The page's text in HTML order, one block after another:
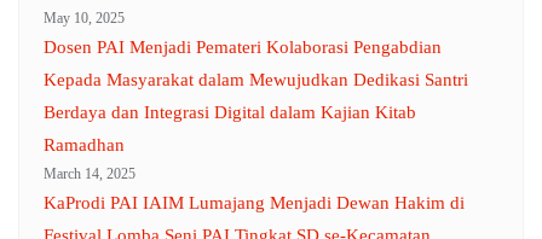
May 10, 2025
Dosen PAI Menjadi Pemateri Kolaborasi Pengabdian
Kepada Masyarakat dalam Mewujudkan Dedikasi Santri
Berdaya dan Integrasi Digital dalam Kajian Kitab
Ramadhan
March 14, 2025
KaProdi PAI IAIM Lumajang Menjadi Dewan Hakim di